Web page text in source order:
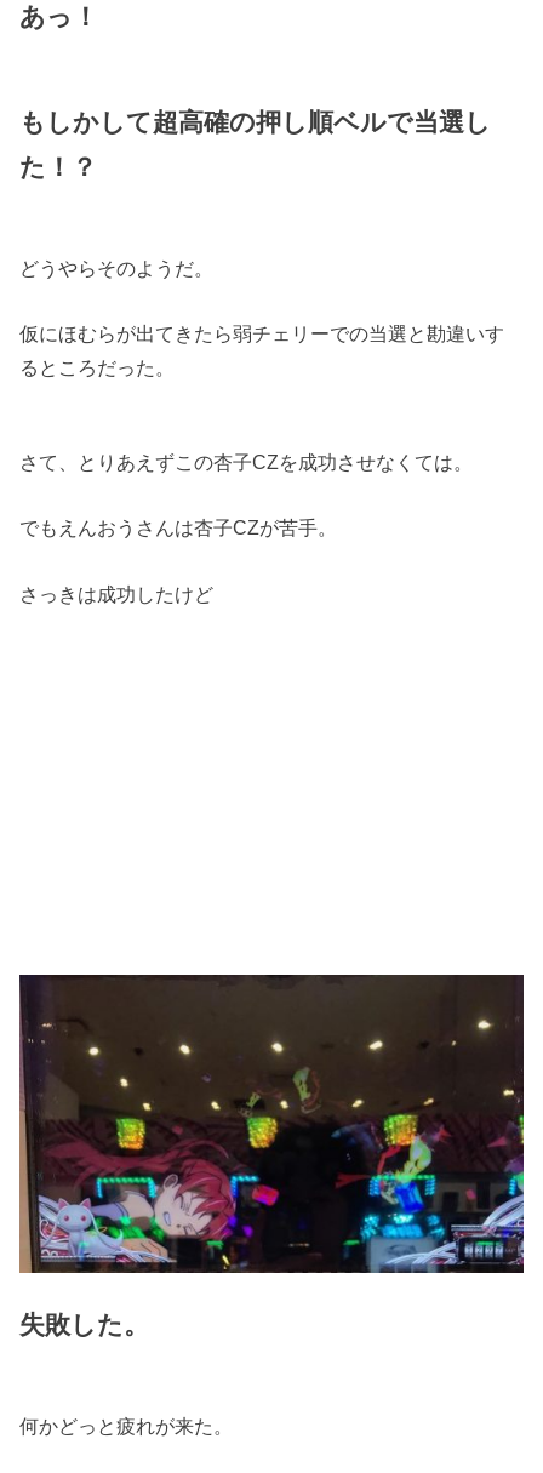
あっ！
もしかして超高確の押し順ベルで当選し
た！？
どうやらそのようだ。
仮にほむらが出てきたら弱チェリーでの当選と勘違いす
るところだった。
さて、とりあえずこの杏子CZを成功させなくては。
でもえんおうさんは杏子CZが苦手。
さっきは成功したけど
失敗した。
何かどっと疲れが来た。